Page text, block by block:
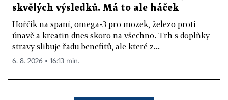
skvělých výsledků. Má to ale háček
Hořčík na spaní, omega-3 pro mozek, železo proti
únavě a kreatin dnes skoro na všechno. Trh s doplňky
stravy slibuje řadu benefitů, ale které z...
6. 8. 2026 ▪ 16:13 min.